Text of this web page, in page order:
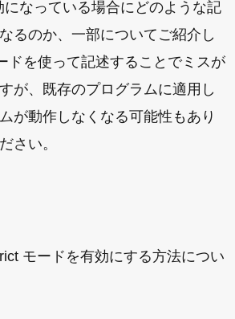
なっている場合にどのような記
るのか、一部についてご紹介し
ドを使って記述することでミスが
が、既存のプログラムに適用し
が動作しなくなる可能性もあり
さい。
モードを有効にする方法につい